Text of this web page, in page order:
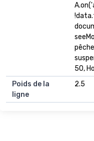
50,
Poids de la
ligne
2.5